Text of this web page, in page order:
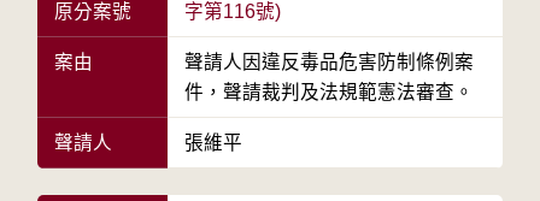
原分案號
字第116號)
案由
聲請人因違反毒品危害防制條例案
件，聲請裁判及法規範憲法審查。
聲請人 張維平